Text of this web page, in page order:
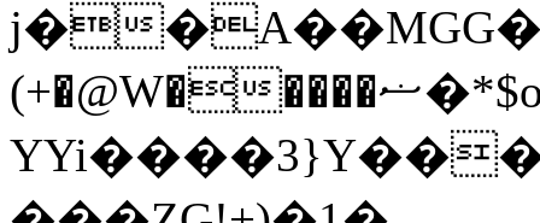
j�
(+�@W�����ޟ�*$o����;T�_�����ʀt�V